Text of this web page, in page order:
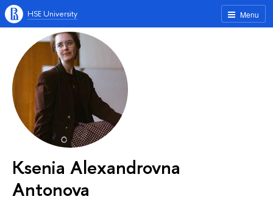
Menu
HSE University
Ksenia Alexandrovna
Antonova